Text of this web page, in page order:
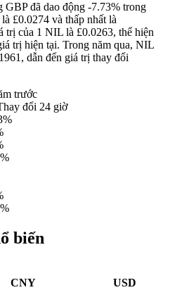
GBP đã dao động -7.73% trong
£0.0274 và thấp nhất là
trị của 1 NIL là £0.0263, thể hiện
trị hiện tại. Trong năm qua, NIL
dẫn đến giá trị thay đổi
trước
đổi 24 giờ
biến
CNY USD